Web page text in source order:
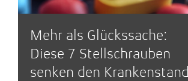
Mehr als Glückssache:
Diese 7 Stellschrauben
senken den Krankenstand